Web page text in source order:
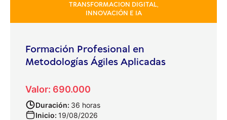
TRANSFORMACION DIGITAL,
INNOVACIÓN E IA
Formación Profesional en
Metodologías Ágiles Aplicadas
Valor: 690.000
Duración: 36 horas
Inicio: 19/08/2026